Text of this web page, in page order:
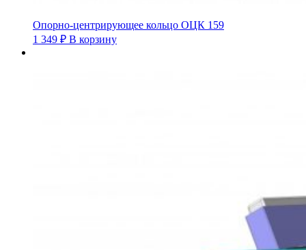
Опорно-центрирующее кольцо ОЦК 159
1 349 ₽ В корзину